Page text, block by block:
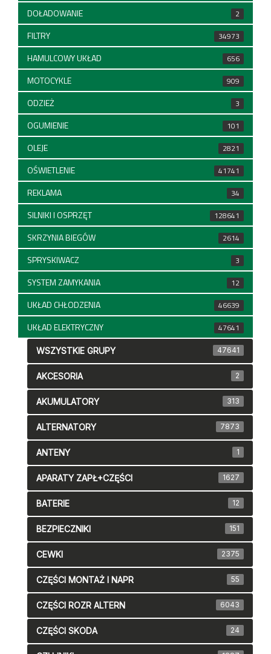
DOŁADOWANIE 2
FILTRY 34973
HAMULCOWY UKŁAD 656
MOTOCYKLE 909
ODZIEŻ 3
OGUMIENIE 101
OLEJE 2821
OŚWIETLENIE 41741
REKLAMA 34
SILNIKI I OSPRZĘT 128641
SKRZYNIA BIEGÓW 2614
SPRYSKIWACZ 3
SYSTEM ZAMYKANIA 12
UKŁAD CHŁODZENIA 46639
UKŁAD ELEKTRYCZNY 47641
WSZYSTKIE GRUPY 47641
AKCESORIA 2
AKUMULATORY 313
ALTERNATORY 7873
ANTENY 1
APARATY ZAPŁ+CZĘŚCI 1627
BATERIE 12
BEZPIECZNIKI 151
CEWKI 2375
CZĘŚCI MONTAŻ I NAPR 55
CZĘŚCI ROZR ALTERN 6043
CZĘŚCI SKODA 24